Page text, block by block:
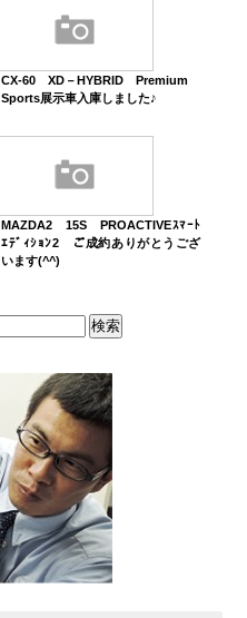
CX-60 XD－HYBRID Premium
Sports展示車入庫しました♪
MAZDA2 15S PROACTIVEｽﾏｰﾄ
ｴﾃﾞｨｼｮﾝ2 ご成約ありがとうござ
います(^^)